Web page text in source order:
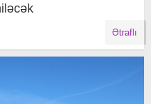
Ətraflı